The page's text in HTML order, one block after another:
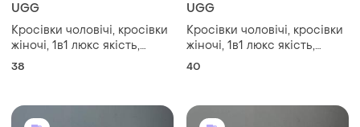
UGG
Кросівки чоловічі, кросівки
жіночі, 1в1 люкс якість,
шкіра, ugg lanah clog
38
UGG
Кросівки чоловічі, кросівки
жіночі, 1в1 люкс якість,
шкіра, ugg bea mary jane
40